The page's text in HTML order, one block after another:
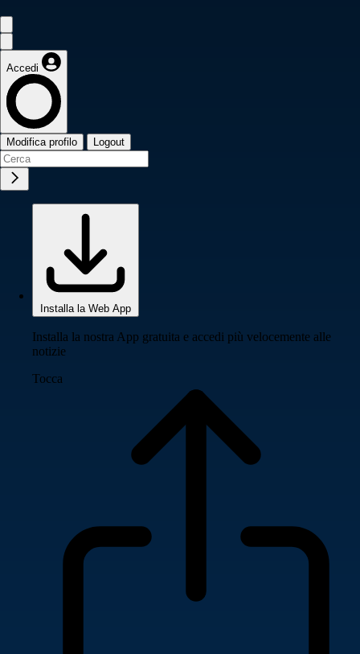
Accedi
Modifica profilo Logout
Installa la Web App
Installa la nostra App gratuita e accedi più velocemente alle
notizie
Tocca